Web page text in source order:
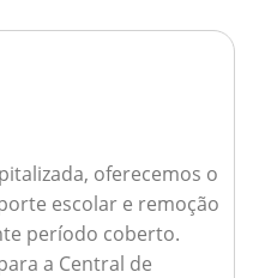
oferecemos o
escolar e remoção
período coberto.
a Central de